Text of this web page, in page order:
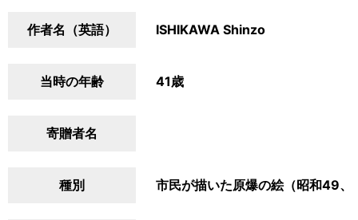
作者名（英語） ISHIKAWA Shinzo
当時の年齢 41歳
寄贈者名
種別 市民が描いた原爆の絵（昭和49、